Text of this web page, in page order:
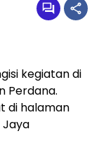
kegiatan di
Perdana.
di halaman
Jaya